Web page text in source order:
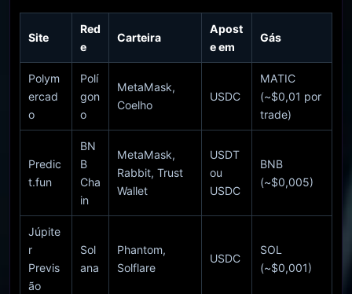
Site
Red
e
Carteira
Apost
e em
Gás
Polym
ercad
o
Polí
gon
o
MetaMask,
Coelho
USDC
MATIC
(~$0,01 por
trade)
Predic
t.fun
BN
B
Cha
in
MetaMask,
Rabbit, Trust
Wallet
USDT
ou
USDC
BNB
(~$0,005)
Júpite
r
Previs
ão
Sol
ana
Phantom,
Solflare
USDC
SOL
(~$0,001)